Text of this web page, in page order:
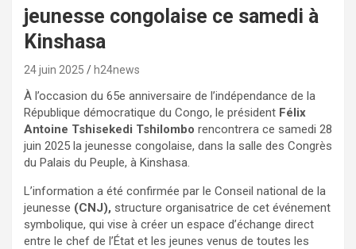
jeunesse congolaise ce samedi à
Kinshasa
24 juin 2025 h24news
À l’occasion du 65e anniversaire de l’indépendance de la
République démocratique du Congo, le président Félix
Antoine Tshisekedi Tshilombo rencontrera ce samedi 28
juin 2025 la jeunesse congolaise, dans la salle des Congrès
du Palais du Peuple, à Kinshasa.
L’information a été confirmée par le Conseil national de la
jeunesse (CNJ), structure organisatrice de cet événement
symbolique, qui vise à créer un espace d’échange direct
entre le chef de l’État et les jeunes venus de toutes les